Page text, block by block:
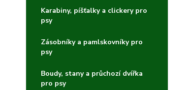
Karabiny, píšťalky a clickery pro
psy
Zásobníky a pamlskovníky pro
psy
Boudy, stany a průchozí dvířka
pro psy